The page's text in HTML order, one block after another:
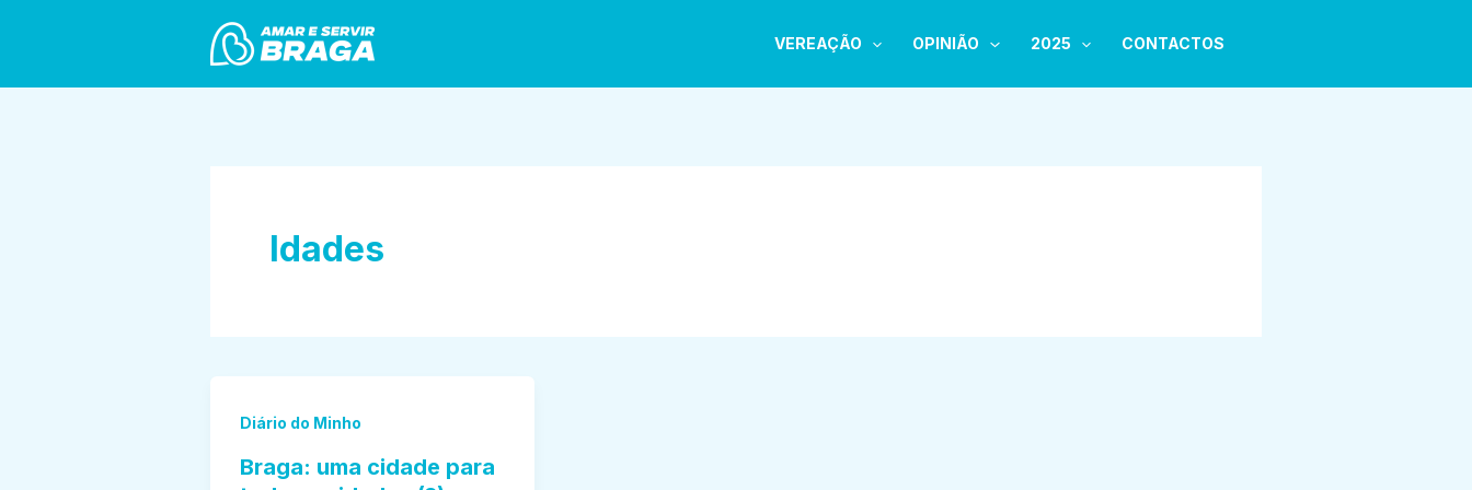
VEREAÇÃO OPINIÃO 2025 CONTACTOS
Idades
Diário do Minho
Braga: uma cidade para